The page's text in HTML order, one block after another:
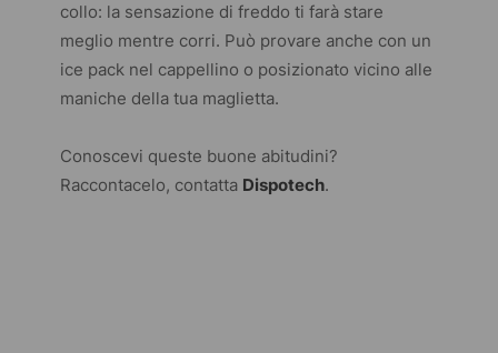
collo: la sensazione di freddo ti farà stare
meglio mentre corri. Può provare anche con un
ice pack nel cappellino o posizionato vicino alle
maniche della tua maglietta.
Conoscevi queste buone abitudini?
Raccontacelo, contatta Dispotech.